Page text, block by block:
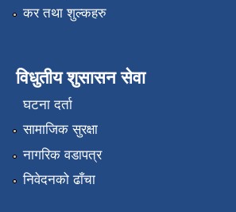
कर तथा शुल्कहरु
विधुतीय शुसासन सेवा
घटना दर्ता
सामाजिक सुरक्षा
नागरिक वडापत्र
निवेदनको ढाँचा